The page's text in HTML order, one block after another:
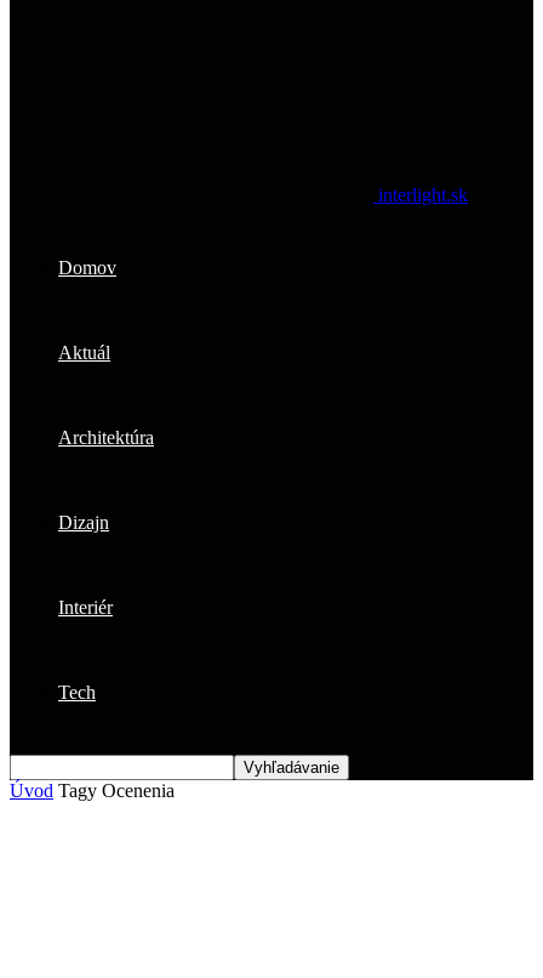
interlight.sk
Domov
Aktuál
Architektúra
Dizajn
Interiér
Tech
Úvod Tagy Ocenenia